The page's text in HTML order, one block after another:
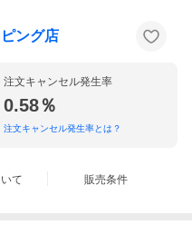
ング店
注文キャンセル発生率
0.58％
注文キャンセル発生率とは？
て 販売条件